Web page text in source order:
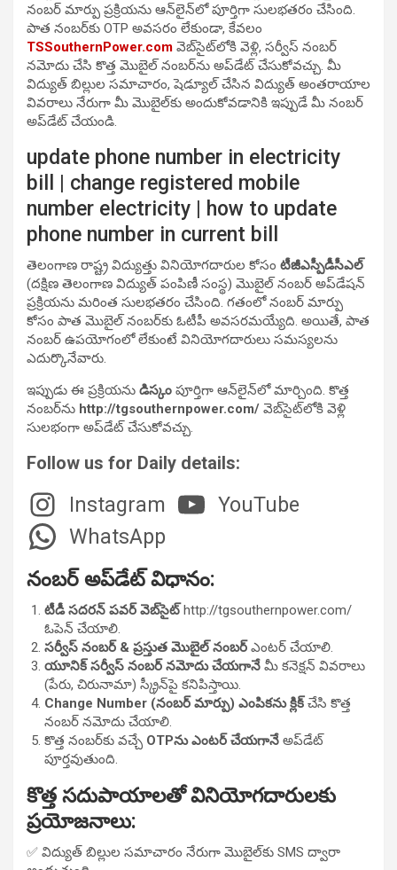
నంబర్ మార్పు ప్రక్రియను ఆన్‌లైన్‌లో పూర్తిగా సులభతరం చేసింది.
పాత నంబర్‌కు OTP అవసరం లేకుండా, కేవలం
TSSouthernPower.com వెబ్‌సైట్‌లోకి వెళ్లి, సర్వీస్ నంబర్
నమోదు చేసి కొత్త మొబైల్ నంబర్‌ను అప్‌డేట్ చేసుకోవచ్చు. మీ
విద్యుత్ బిల్లుల సమాచారం, షెడ్యూల్ చేసిన విద్యుత్ అంతరాయాల
వివరాలు నేరుగా మీ మొబైల్‌కు అందుకోవడానికి ఇప్పుడే మీ నంబర్
అప్‌డేట్ చేయండి.
update phone number in electricity
bill | change registered mobile
number electricity | how to update
phone number in current bill
తెలంగాణ రాష్ట్ర విద్యుత్తు వినియోగదారుల కోసం టీజీఎస్పీడీసీఎల్
(దక్షిణ తెలంగాణ విద్యుత్ పంపిణీ సంస్థ) మొబైల్ నంబర్ అప్‌డేషన్
ప్రక్రియను మరింత సులభతరం చేసింది. గతంలో నంబర్ మార్పు
కోసం పాత మొబైల్ నంబర్‌కు ఓటీపీ అవసరమయ్యేది. అయితే, పాత
నంబర్ ఉపయోగంలో లేకుంటే వినియోగదారులు సమస్యలను
ఎదుర్కొనేవారు.
ఇప్పుడు ఈ ప్రక్రియను డిస్కం పూర్తిగా ఆన్‌లైన్‌లో మార్చింది. కొత్త
నంబర్‌ను http://tgsouthernpower.com/ వెబ్‌సైట్‌లోకి వెళ్లి
సులభంగా అప్‌డేట్ చేసుకోవచ్చు.
Follow us for Daily details:
Instagram
YouTube
WhatsApp
నంబర్ అప్‌డేట్ విధానం:
టీడీ సదరన్ పవర్ వెబ్‌సైట్ http://tgsouthernpower.com/
ఓపెన్ చేయాలి.
సర్వీస్ నంబర్ & ప్రస్తుత మొబైల్ నంబర్ ఎంటర్ చేయాలి.
యూనిక్ సర్వీస్ నంబర్ నమోదు చేయగానే మీ కనెక్షన్ వివరాలు
(పేరు, చిరునామా) స్క్రీన్‌పై కనిపిస్తాయి.
Change Number (నంబర్ మార్పు) ఎంపికను క్లిక్చేసి కొత్త
నంబర్ నమోదు చేయాలి.
కొత్త నంబర్‌కు వచ్చే OTP‌ను ఎంటర్ చేయగానే అప్‌డేట్
పూర్తవుతుంది.
కొత్త సదుపాయాలతో వినియోగదారులకు
ప్రయోజనాలు:
✅ విద్యుత్ బిల్లుల సమాచారం నేరుగా మొబైల్‌కు SMS ద్వారా